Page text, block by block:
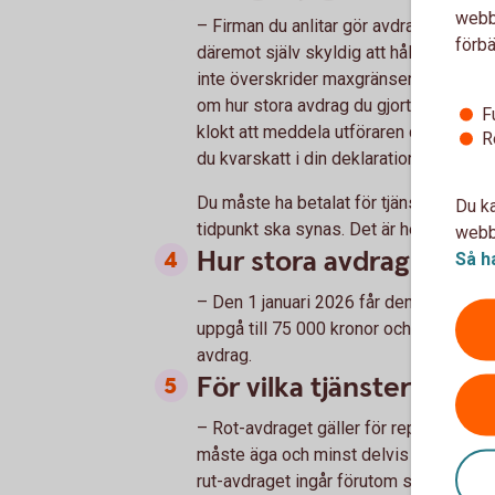
– Firman du anlitar gör avdragen, så
däremot själv skyldig att hålla reda på
inte överskrider maxgränsen.
om hur stora avdrag du gjort. Vet du
klokt att meddela utföraren det, så
du kvarskatt i din deklaration.
Du måste ha betalat för tjänsten
tidpunkt ska synas. Det är helt enkelt
Hur stora avdrag får
– Den 1 januari 2026 får den totala
uppgå till 75 000 kronor och att
avdrag.
För vilka tjänster får
– Rot-avdraget gäller för reparation,
måste äga och minst delvis bo i
rut-avdraget ingår förutom städning,
Du
Så